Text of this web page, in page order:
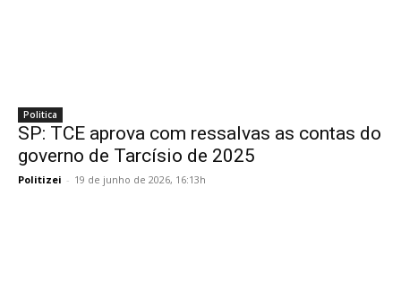
Politica
SP: TCE aprova com ressalvas as contas do
governo de Tarcísio de 2025
Politizei - 19 de junho de 2026, 16:13h